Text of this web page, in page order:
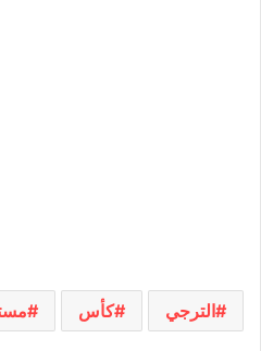
الترجي كأس